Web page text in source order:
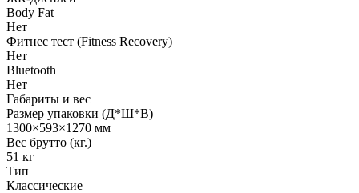
Body Fat
Нет
Фитнес тест (Fitness Recovery)
Нет
Bluetooth
Нет
Габариты и вес
Размер упаковки (Д*Ш*В)
1300×593×1270 мм
Вес брутто (кг.)
51 кг
Тип
Классические